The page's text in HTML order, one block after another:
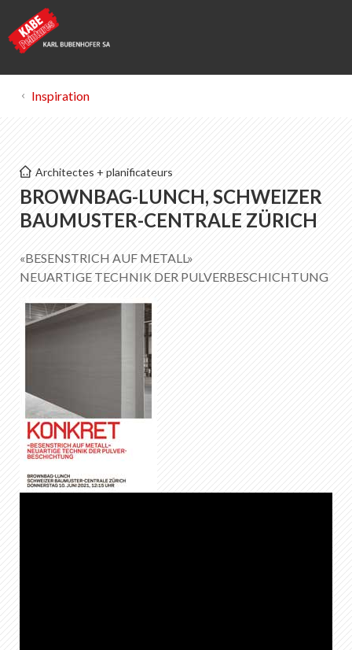
Perspectives
Portrait de KABE Peintures
Téléchargements
Points de vente
Inspiration
Architectes + planificateurs
BROWNBAG-LUNCH, SCHWEIZER
BAUMUSTER-CENTRALE ZÜRICH
«BESENSTRICH AUF METALL»
NEUARTIGE TECHNIK DER PULVERBESCHICHTUNG